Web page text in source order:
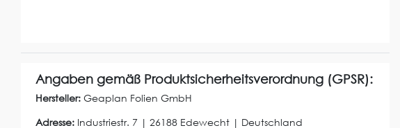
Angaben gemäß Produktsicherheitsverordnung (GPSR):
Hersteller: Geaplan Folien GmbH
Adresse: Industriestr. 7 | 26188 Edewecht | Deutschland